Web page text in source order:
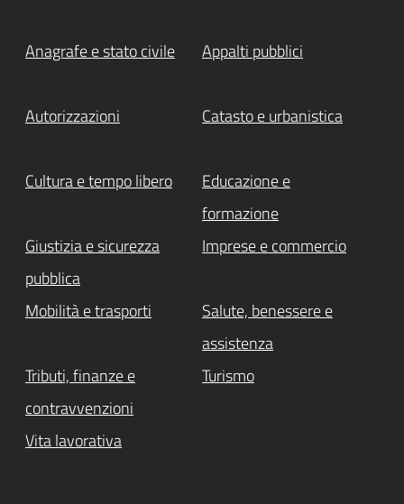
Anagrafe e stato civile Appalti pubblici
Autorizzazioni Catasto e urbanistica
Cultura e tempo libero
Educazione e
formazione
Giustizia e sicurezza
pubblica
Imprese e commercio
Mobilità e trasporti
Salute, benessere e
assistenza
Tributi, finanze e
contravvenzioni
Turismo
Vita lavorativa